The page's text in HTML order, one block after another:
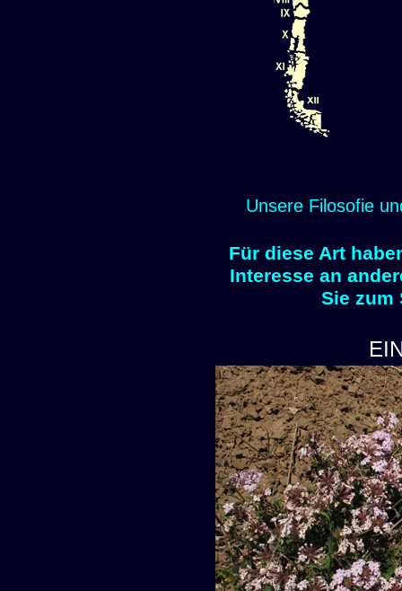
Unsere Filosofie
Für diese Art
Interesse an
Sie zum